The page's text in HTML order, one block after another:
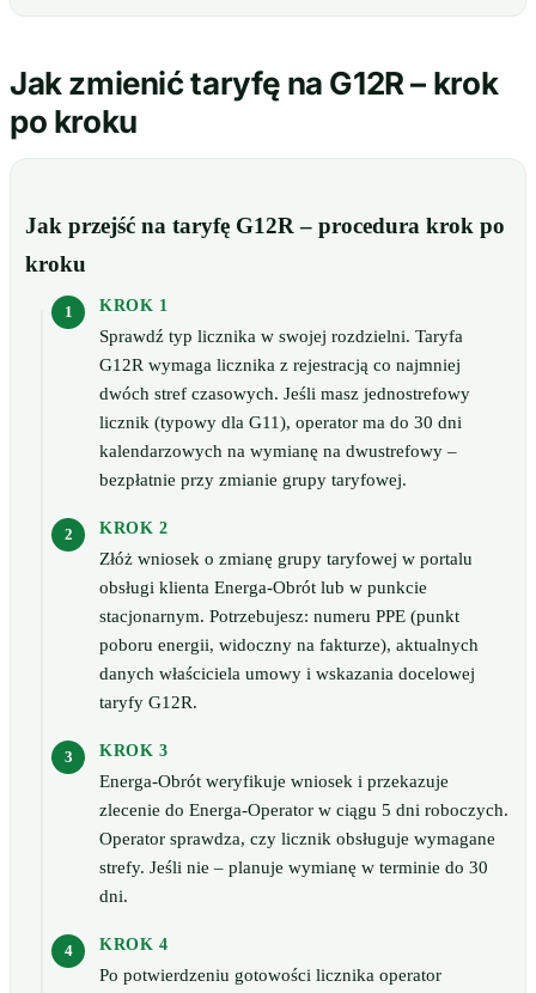
Jak zmienić taryfę na G12R – krok
po kroku
Jak przejść na taryfę G12R – procedura krok po
kroku
KROK 1
Sprawdź typ licznika w swojej rozdzielni. Taryfa
G12R wymaga licznika z rejestracją co najmniej
dwóch stref czasowych. Jeśli masz jednostrefowy
licznik (typowy dla G11), operator ma do 30 dni
kalendarzowych na wymianę na dwustrefowy –
bezpłatnie przy zmianie grupy taryfowej.
KROK 2
Złóż wniosek o zmianę grupy taryfowej w portalu
obsługi klienta Energa-Obrót lub w punkcie
stacjonarnym. Potrzebujesz: numeru PPE (punkt
poboru energii, widoczny na fakturze), aktualnych
danych właściciela umowy i wskazania docelowej
taryfy G12R.
KROK 3
Energa-Obrót weryfikuje wniosek i przekazuje
zlecenie do Energa-Operator w ciągu 5 dni roboczych.
Operator sprawdza, czy licznik obsługuje wymagane
strefy. Jeśli nie – planuje wymianę w terminie do 30
dni.
KROK 4
Po potwierdzeniu gotowości licznika operator